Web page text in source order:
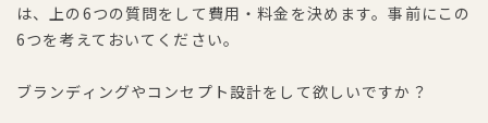
は、上の6つの質問をして費用・料金を決めます。事前にこの
6つを考えておいてください。
ブランディングやコンセプト設計をして欲しいですか？